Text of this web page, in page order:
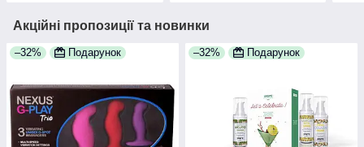
Акційні пропозиції та новинки
–32% Подарунок –32% Подарунок